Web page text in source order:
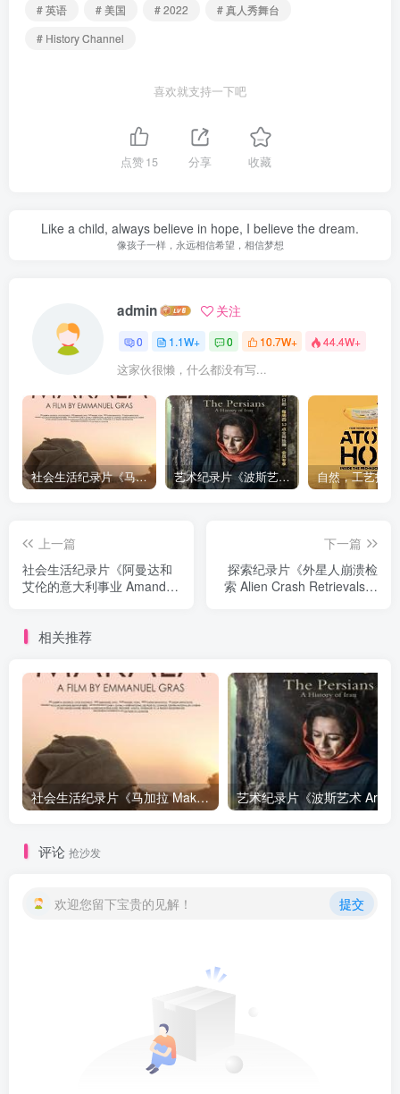
# 英语
# 美国 # 2022
# 真人秀舞台
# History Channel
喜欢就支持一下吧
点赞15 分享 收藏
Like a child, always believe in hope, I believe the dream.
像孩子一样，永远相信希望，相信梦想
admin 关注
0 1.1W+ 0 10.7W+ 44.4W+
这家伙很懒，什么都没有写...
社会生活纪录片《马加拉 Makala》下载 艺术纪录片《波斯艺术 Art of Persia》下载
上一篇
社会生活纪录片《阿曼达和
艾伦的意大利事业 Amanda
下一篇
探索纪录片《外星人崩溃检
索 Alien Crash Retrievals》
相关推荐
社会生活纪录片《马加拉 Makala》下载
评论 抢沙发
欢迎您留下宝贵的见解！ 提交